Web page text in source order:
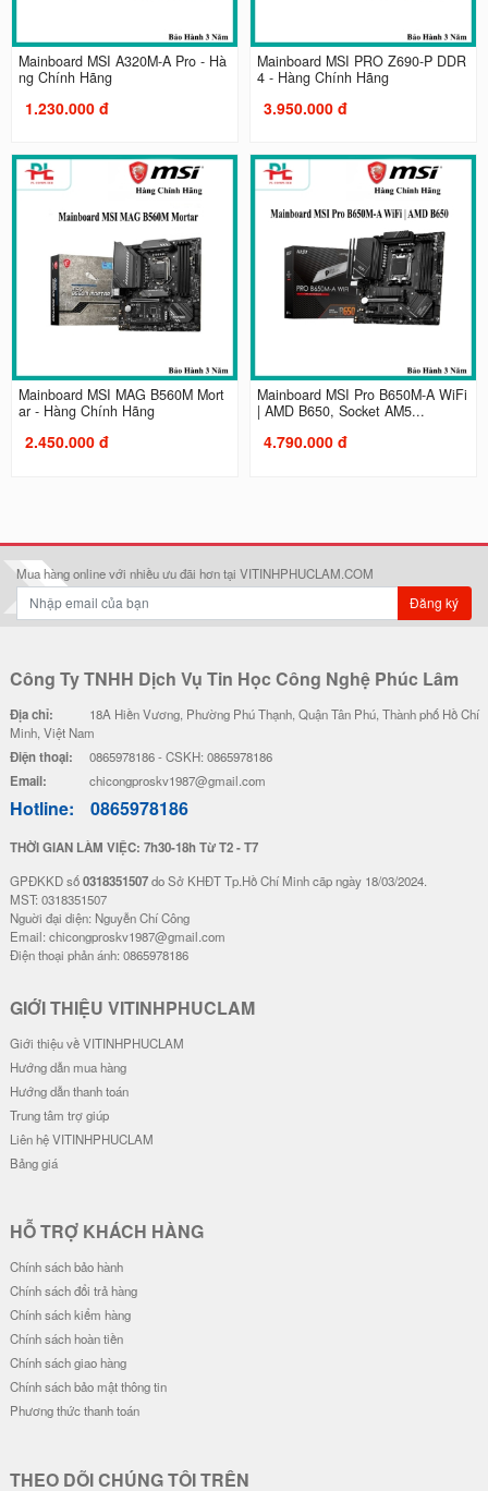
Mainboard MSI A320M-A Pro - Hà
ng Chính Hãng
1.230.000 đ
Mainboard MSI PRO Z690-P DDR
4 - Hàng Chính Hãng
3.950.000 đ
Mainboard MSI MAG B560M Mort
ar - Hàng Chính Hãng
2.450.000 đ
Mainboard MSI Pro B650M-A WiFi
| AMD B650, Socket AM5...
4.790.000 đ
Mua hàng online với nhiều ưu đãi hơn tại VITINHPHUCLAM.COM
Đăng ký
Công Ty TNHH Dịch Vụ Tin Học Công Nghệ Phúc Lâm
Địa chỉ:
18A Hiền Vương, Phường Phú Thạnh, Quận Tân Phú, Thành phố Hồ Chí
Minh, Việt Nam
Điện thoại: 0865978186 - CSKH: 0865978186
Email: chicongproskv1987@gmail.com
Hotline: 0865978186
THỜI GIAN LÀM VIỆC: 7h30-18h Từ T2 - T7
GPĐKKD số0318351507do Sở KHĐT Tp.Hồ Chí Minh cãp ngày 18/03/2024.
MST: 0318351507
Nguời đại diện: Nguyễn Chí Công
Email: chicongproskv1987@gmail.com
Điện thoại phản ánh: 0865978186
GIỚI THIỆU VITINHPHUCLAM
Giới thiệu về VITINHPHUCLAM
Hướng dẫn mua hàng
Hướng dẫn thanh toán
Trung tâm trợ giúp
Liên hệ VITINHPHUCLAM
Bảng giá
HỖ TRỢ KHÁCH HÀNG
Chính sách bảo hành
Chính sách đổi trả hàng
Chính sách kiểm hàng
Chính sách hoàn tiền
Chính sách giao hàng
Chính sách bảo mật thông tin
Phương thức thanh toán
THEO DÕI CHÚNG TÔI TRÊN